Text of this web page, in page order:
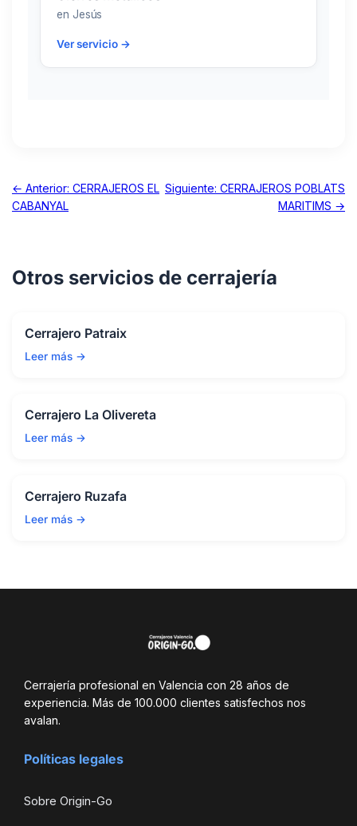
en Jesús
Ver servicio →
← Anterior: CERRAJEROS EL
CABANYAL
Siguiente: CERRAJEROS POBLATS
MARITIMS →
Otros servicios de cerrajería
Cerrajero Patraix
Leer más →
Cerrajero La Olivereta
Leer más →
Cerrajero Ruzafa
Leer más →
Cerrajería profesional en Valencia con 28 años de
experiencia. Más de 100.000 clientes satisfechos nos
avalan.
Políticas legales
Sobre Origin-Go